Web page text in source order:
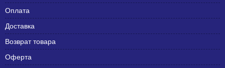
Оплата
Доставка
Возврат товара
Оферта